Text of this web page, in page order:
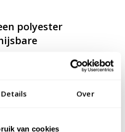
Details Over
van cookies
polyester
een reguliere vlag als een
polyester hijsbare baniermast